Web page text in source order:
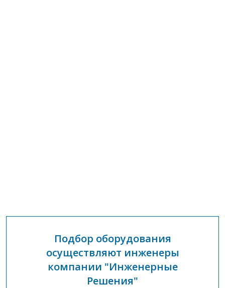
Подбор оборудования
осуществляют инженеры
компании "Инженерные
Решения"